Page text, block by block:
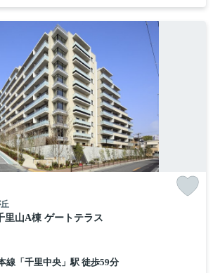
里山A棟 ゲートテラス
線「千里中央」駅 徒歩59分